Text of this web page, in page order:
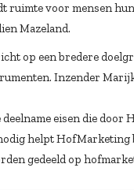
ruimte voor mensen
Mazeland.
op een bredere
Inzender
eisen die
helpt
gedeeld op